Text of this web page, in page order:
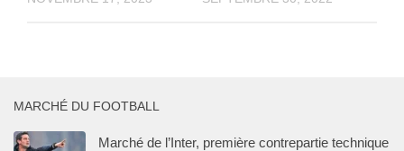
MARCHÉ DU FOOTBALL
Marché de l’Inter, première contrepartie technique